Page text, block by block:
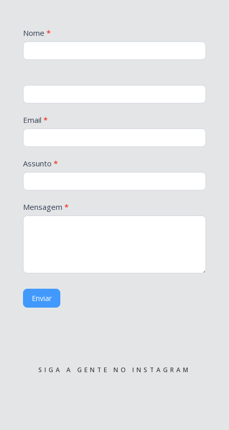
Contato
Nome *
Email *
Assunto *
Mensagem *
Enviar
SIGA A GENTE NO INSTAGRAM